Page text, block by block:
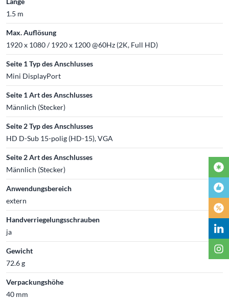
1.5 m
Max. Auflösung
1920 x 1080 / 1920 x 1200 @60Hz (2K, Full HD)
Seite 1 Typ des Anschlusses
Mini DisplayPort
Seite 1 Art des Anschlusses
Männlich (Stecker)
Seite 2 Typ des Anschlusses
HD D-Sub 15-polig (HD-15), VGA
Seite 2 Art des Anschlusses
Männlich (Stecker)
Anwendungsbereich
extern
Handverriegelungsschrauben
ja
Gewicht
72.6 g
Verpackungshöhe
40 mm